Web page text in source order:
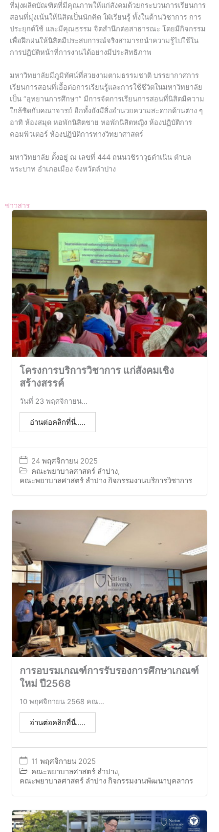
ที่มุ่งผลิตบัณฑิตที่มีคุณภาพให้แก่สังคมด้วยกระบวนการเรียนการ
สอนที่มุ่งเน้นให้นิสิตเป็นนักคิด ใฝ่เรียนรู้ ทั้งในด้านวิชาการ การ
ประยุกต์ใช้ และมีคุณธรรม จิตสำนึกต่อสาธารณะ โดยมีกิจกรรม
เพื่อฝึกฝนให้นิสิตมีประสบการณ์จริงสามารถนำความรู้ไปใช้ใน
การปฏิบัติหน้าที่การงานได้อย่างมีประสิทธิภาพ
มหาวิทยาลัยมีภูมิทัศน์ที่สวยงามตามธรรมชาติ บรรยากาศการ
เรียนการสอนที่เอื้อต่อการเรียนรู้และการใช้ชีวิตในมหาวิทยาลัย
เป็น “อุทยานการศึกษา” มีการจัดการเรียนการสอนที่นิสิตมีความ
ใกล้ชิดกับคณาจารย์ อีกทั้งยังมีสิ่งอำนวยความสะดวกด้านต่าง ๆ
อาทิ ห้องสมุด หอพักนิสิตชาย หอพักนิสิตหญิง ห้องปฏิบัติการ
คอมพิวเตอร์ ห้องปฏิบัติการทางวิทยาศาสตร์
มหาวิทยาลัย ตั้งอยู่ ณ เลขที่ 444 ถนนวชิราวุธดำเนิน ตำบล
พระบาท อำเภอเมือง จังหวัดลำปาง
ข่าวสาร
โครงการบริการวิชาการ แก่สังคมเชิง
สร้างสรรค์
24 พฤศจิกายน 2025
คณะพยาบาลศาสตร์ ลำปาง,
คณะพยาบาลศาสตร์ ลำปาง กิจกรรมงานบริการวิชาการ
วันที่ 23 พฤศจิกายน...
อ่านต่อคลิกที่นี่.....
การอบรมเกณฑ์การรับรองการศึกษาเกณฑ์
ใหม่ ปี2568
11 พฤศจิกายน 2025
คณะพยาบาลศาสตร์ ลำปาง,
คณะพยาบาลศาสตร์ ลำปาง กิจกรรมงานพัฒนาบุคลากร
10 พฤศจิกายน 2568 คณ...
อ่านต่อคลิกที่นี่.....